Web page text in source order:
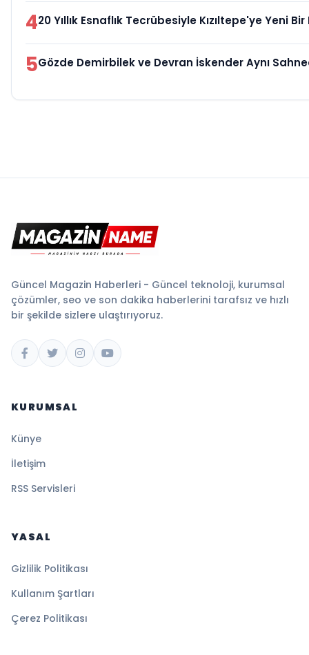
420 Yıllık Esnaflık Tecrübesiyle Kızıltepe'ye Yeni
5Gözde Demirbilek ve Devran İskender Aynı
Güncel Magazin Haberleri - Güncel teknoloji, kurumsal
çözümler, seo ve son dakika haberlerini tarafsız ve hızlı
bir şekilde sizlere ulaştırıyoruz.
KURUMSAL
Künye
İletişim
RSS Servisleri
YASAL
Gizlilik Politikası
Kullanım Şartları
Çerez Politikası